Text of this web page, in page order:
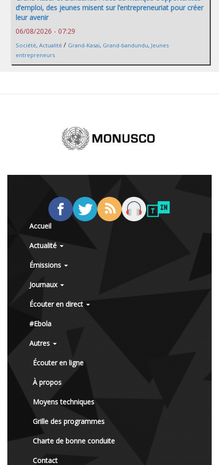
d’emploi, des jeunes misent sur l’entrepreneuriat pour créer
leur avenir
06/08/2026 - 07:29
Société, Actualité / Grand-Kasaï, Grand-bandundu, Jeunes
entrepreneurs
Accueil
Actualité
Émissions
Journaux
Écouter en direct
#Ebola
Autres
Écouter en ligne
À propos
Moyens techniques
Grille des programmes
Charte de bonne conduite
Contact